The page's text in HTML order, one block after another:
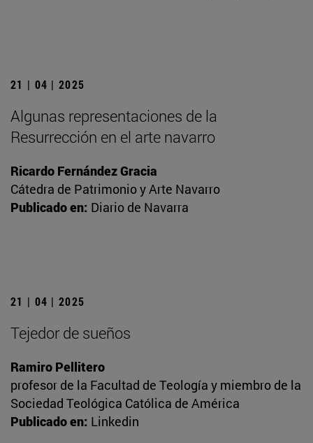
21 | 04 | 2025
Algunas representaciones de la
Resurrección en el arte navarro
Ricardo Fernández Gracia
Cátedra de Patrimonio y Arte Navarro
Publicado en: Diario de Navarra
21 | 04 | 2025
Tejedor de sueños
Ramiro Pellitero
profesor de la Facultad de Teología y miembro de la
Sociedad Teológica Católica de América
Publicado en: Linkedin